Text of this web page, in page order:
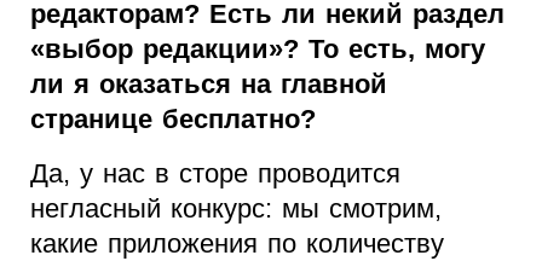
редакторам? Есть ли некий раздел
«выбор редакции»? То есть, могу
ли я оказаться на главной
странице бесплатно?
Да, у нас в сторе проводится
негласный конкурс: мы смотрим,
какие приложения по количеству